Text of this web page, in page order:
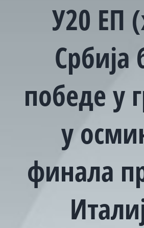
У20 ЕП
Србија
победе у
у
финала